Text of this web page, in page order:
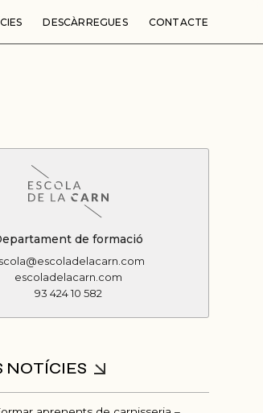
DESCÀRREGUES CONTACTE
de formació
escoladelacarn.com
93 424 10 582